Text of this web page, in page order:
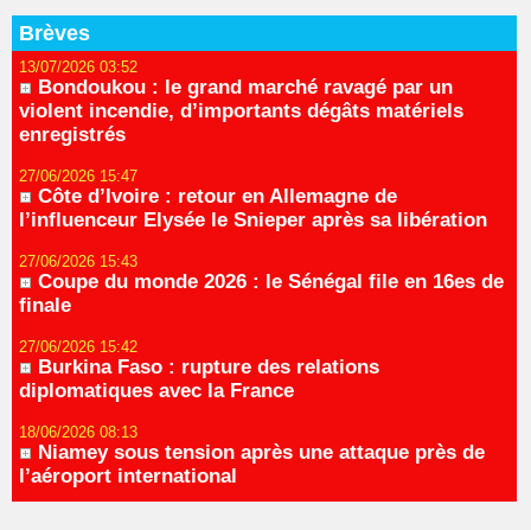
Brèves
13/07/2026 03:52
Bondoukou : le grand marché ravagé par un
violent incendie, d’importants dégâts matériels
enregistrés
27/06/2026 15:47
Côte d’Ivoire : retour en Allemagne de
l’influenceur Elysée le Snieper après sa libération
27/06/2026 15:43
Coupe du monde 2026 : le Sénégal file en 16es de
finale
27/06/2026 15:42
Burkina Faso : rupture des relations
diplomatiques avec la France
18/06/2026 08:13
Niamey sous tension après une attaque près de
l’aéroport international